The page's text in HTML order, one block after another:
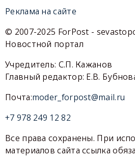
Реклама на сайте
© 2007-2025 ForPost -
Новостной портал
Учредитель: С.П. Кажанов
Главный редактор: Е.В.
Почта:moder_forpost@mail.ru
+7 978 249 12 82
Все права сохранены. При
материалов сайта ссылка